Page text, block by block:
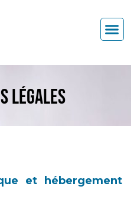
légales
et hébergement